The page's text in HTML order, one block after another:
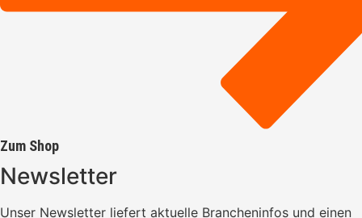
Zum Shop
Newsletter
Unser Newsletter liefert aktuelle Brancheninfos und einen